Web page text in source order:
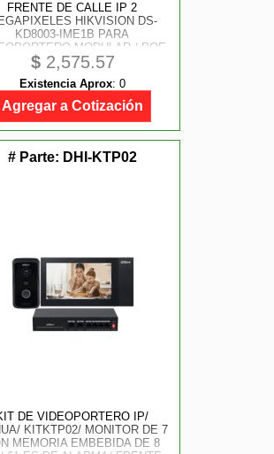
FRENTE DE CALLE IP 2
HIKVISION DS-
KD8003-IME1B PARA
MODULAR / POE
/ ANGULO 146 / ULTRA BAJA
/ EXTERIOR IP65 /
WDR 120 DB
$2,575.57
Existencia Aprox: 0
Agregar a Cotización
# Parte: DHI-KTP02
DE VIDEOPORTERO IP/
KITKTP02/ MONITOR DE 7
MEMORIA EMBEBIDA DE 8